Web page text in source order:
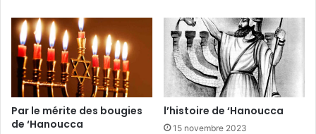
Par le mérite des bougies
de ‘Hanoucca
l’histoire de ‘Hanoucca
15 novembre 2023